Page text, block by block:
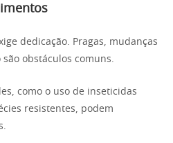
dedicação. Pragas, mudanças
obstáculos comuns.
como o uso de inseticidas
resistentes, podem